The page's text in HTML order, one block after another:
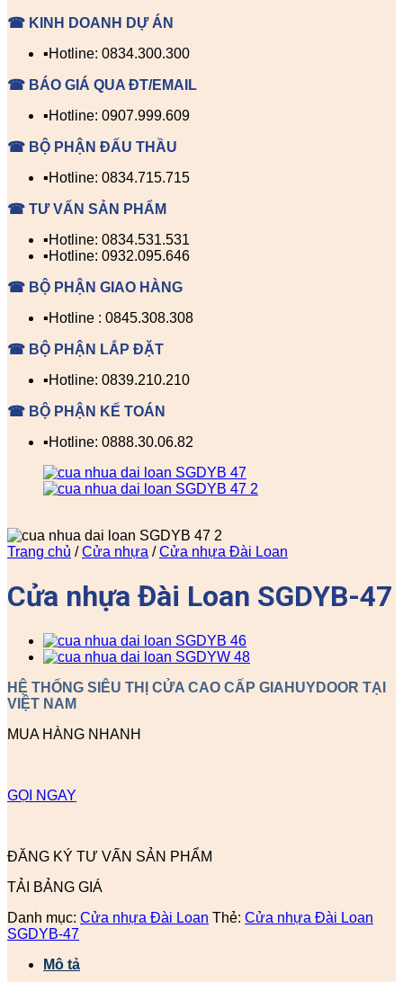
☎ KINH DOANH DỰ ÁN
▪️Hotline: 0834.300.300
☎ BÁO GIÁ QUA ĐT/EMAIL
▪️Hotline: 0907.999.609
☎ BỘ PHẬN ĐẤU THẦU
▪️Hotline: 0834.715.715
☎ TƯ VẤN SẢN PHẨM
▪️Hotline: 0834.531.531
▪️Hotline: 0932.095.646
☎ BỘ PHẬN GIAO HÀNG
▪️Hotline : 0845.308.308
☎ BỘ PHẬN LẮP ĐẶT
▪️Hotline: 0839.210.210
☎ BỘ PHẬN KẾ TOÁN
▪️Hotline: 0888.30.06.82
Trang chủ / Cửa nhựa / Cửa nhựa Đài Loan
Cửa nhựa Đài Loan SGDYB-47
HỆ THỐNG SIÊU THỊ CỬA CAO CẤP GIAHUYDOOR TẠI
VIỆT NAM
MUA HÀNG NHANH
GỌI NGAY
ĐĂNG KÝ TƯ VẤN SẢN PHẨM
TẢI BẢNG GIÁ
Danh mục: Cửa nhựa Đài Loan Thẻ: Cửa nhựa Đài Loan
SGDYB-47
Mô tả